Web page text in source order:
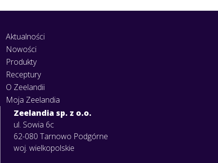
Aktualności
Nowości
Produkty
Receptury
O Zeelandii
Moja Zeelandia
Zeelandia sp. z o.o.
ul. Sowia 6c
62-080 Tarnowo Podgórne
woj. wielkopolskie